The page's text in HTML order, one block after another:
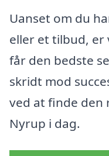
Uanset om du
eller et tilbud, er
får den bedste
skridt mod
ved at finde den
Nyrup i dag.